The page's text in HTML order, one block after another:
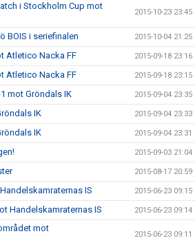
i Stockholm Cup mot
2015-10-23 23:45
BOIS i seriefinalen 2015-10-04 21:25
Atletico Nacka FF 2015-09-18 23:16
Atletico Nacka FF 2015-09-18 23:15
mot Gröndals IK 2015-09-04 23:35
IK 2015-09-04 23:33
IK 2015-09-04 23:31
2015-09-03 21:04
2015-08-17 20:59
IS 2015-06-23 09:15
Handelskamraternas IS 2015-06-23 09:14
mot
2015-06-23 09:11